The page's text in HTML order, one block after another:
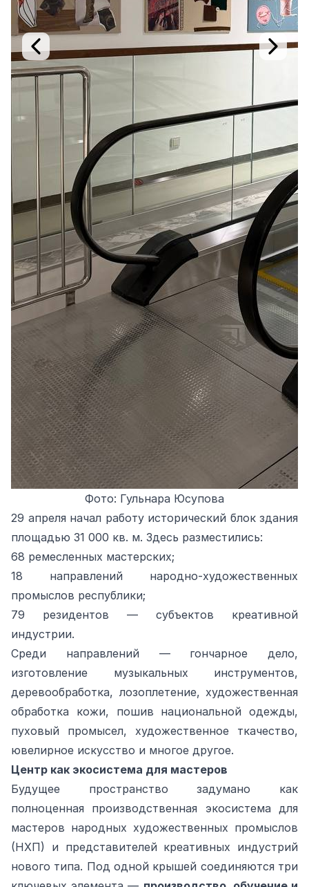
Фото: Гульнара Юсупова
29 апреля начал работу исторический блок здания
площадью 31 000 кв. м. Здесь разместились:
68 ремесленных мастерских;
18 направлений народно‑художественных
промыслов республики;
79 резидентов — субъектов креативной
индустрии.
Среди направлений — гончарное дело,
изготовление музыкальных инструментов,
деревообработка, лозоплетение, художественная
обработка кожи, пошив национальной одежды,
пуховый промысел, художественное ткачество,
ювелирное искусство и многое другое.
Центр как экосистема для мастеров
Будущее пространство задумано как
полноценная производственная экосистема для
мастеров народных художественных промыслов
(НХП) и представителей креативных индустрий
нового типа. Под одной крышей соединяются три